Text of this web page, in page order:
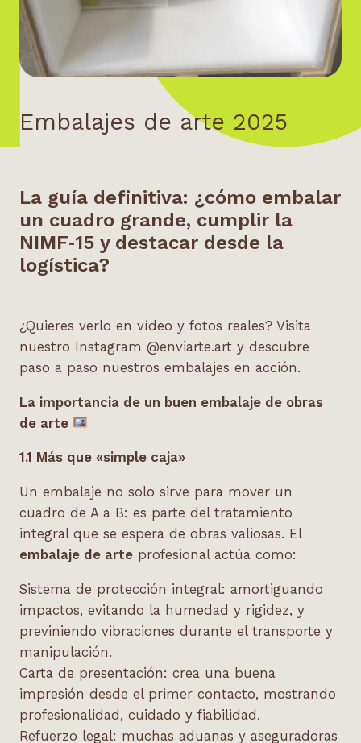
Embalajes de arte 2025
La guía definitiva: ¿cómo embalar
un cuadro grande, cumplir la
NIMF‑15 y destacar desde la
logística?
¿Quieres verlo en vídeo y fotos reales? Visita
nuestro Instagram @enviarte.art y descubre
paso a paso nuestros embalajes en acción.
La importancia de un buen embalaje de obras
de arte
1.1 Más que «simple caja»
Un embalaje no solo sirve para mover un
cuadro de A a B: es parte del tratamiento
integral que se espera de obras valiosas. El
embalaje de arteprofesional actúa como:
Sistema de protección integral: amortiguando
impactos, evitando la humedad y rigidez, y
previniendo vibraciones durante el transporte y
manipulación.
Carta de presentación: crea una buena
impresión desde el primer contacto, mostrando
profesionalidad, cuidado y fiabilidad.
Refuerzo legal: muchas aduanas y aseguradoras